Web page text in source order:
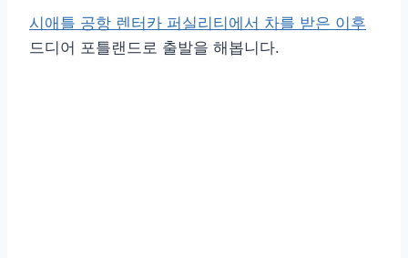
시애틀 공항 렌터카 퍼실리티에서 차를 받은 이후
드디어 포틀랜드로 출발을 해봅니다.